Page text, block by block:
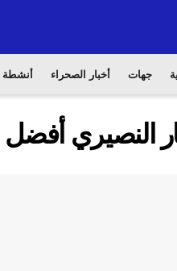
جهات أخبار الصحراء أنشطة
النصيري